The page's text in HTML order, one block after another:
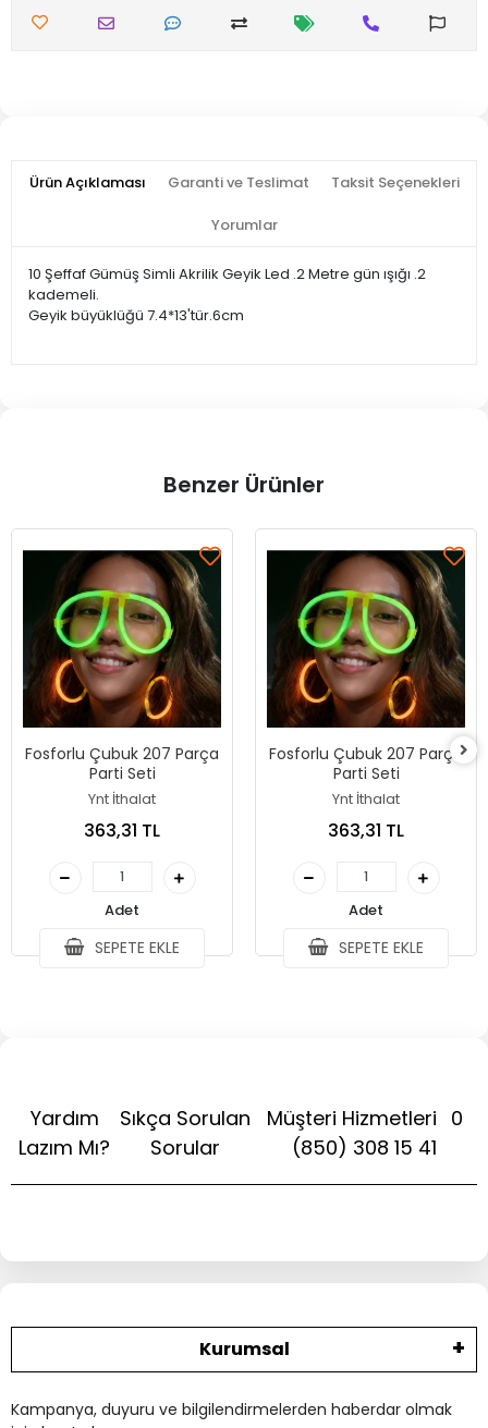
Ürün Açıklaması Garanti ve Teslimat Taksit Seçenekleri
Yorumlar
10 Şeffaf Gümüş Simli Akrilik Geyik Led .2 Metre gün ışığı .2
kademeli.
Geyik büyüklüğü 7.4*13'tür.6cm
Benzer Ürünler
Fosforlu Çubuk 207 Parça
Parti Seti
Ynt İthalat
363,31 TL
Adet
SEPETE EKLE
Fosforlu Çubuk 207 Parça
Parti Seti
Ynt İthalat
363,31 TL
Adet
SEPETE EKLE
Yardım
Lazım Mı?
Sıkça Sorulan
Sorular
Müşteri Hizmetleri 0
(850) 308 15 41
Kurumsal
Kampanya, duyuru ve bilgilendirmelerden haberdar olmak